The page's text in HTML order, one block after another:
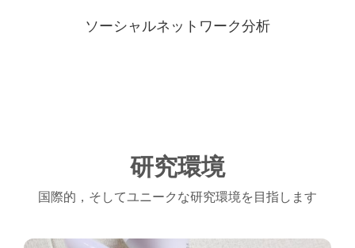
ソーシャルネットワーク分析
研究環境
国際的，そしてユニークな研究環境を目指します